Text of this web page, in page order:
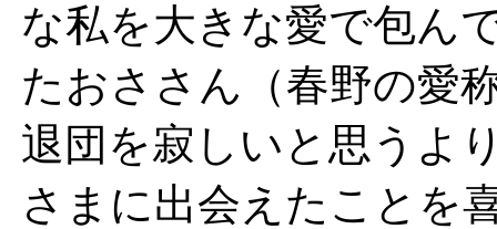
な私を大きな愛で包ん
たおささん（春野の愛
退団を寂しいと思うよ
さまに出会えたことを